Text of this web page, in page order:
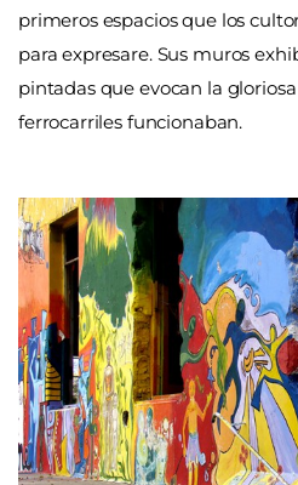
primeros espacios que los
para expresare. Sus muros
pintadas que evocan la
ferrocarriles funcionaban.